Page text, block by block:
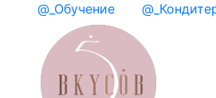
@_Обучение